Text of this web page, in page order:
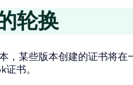
轮换
某些版本创建的证书将在
书。